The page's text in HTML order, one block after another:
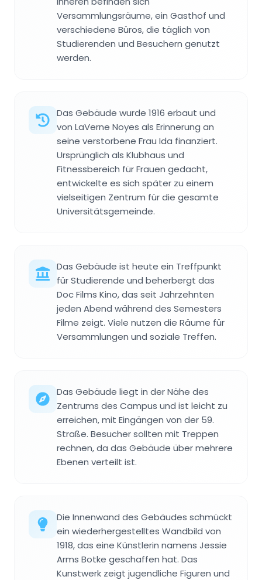
Versammlungsräume, ein Gasthof und
verschiedene Büros, die täglich von
Studierenden und Besuchern genutzt
werden.
Das Gebäude wurde 1916 erbaut und
von LaVerne Noyes als Erinnerung an
seine verstorbene Frau Ida finanziert.
Ursprünglich als Klubhaus und
Fitnessbereich für Frauen gedacht,
entwickelte es sich später zu einem
vielseitigen Zentrum für die gesamte
Universitätsgemeinde.
Das Gebäude ist heute ein Treffpunkt
für Studierende und beherbergt das
Doc Films Kino, das seit Jahrzehnten
jeden Abend während des Semesters
Filme zeigt. Viele nutzen die Räume für
Versammlungen und soziale Treffen.
Das Gebäude liegt in der Nähe des
Zentrums des Campus und ist leicht zu
erreichen, mit Eingängen von der 59.
Straße. Besucher sollten mit Treppen
rechnen, da das Gebäude über mehrere
Ebenen verteilt ist.
Die Innenwand des Gebäudes schmückt
ein wiederhergestelltes Wandbild von
1918, das eine Künstlerin namens Jessie
Arms Botke geschaffen hat. Das
Kunstwerk zeigt jugendliche Figuren und